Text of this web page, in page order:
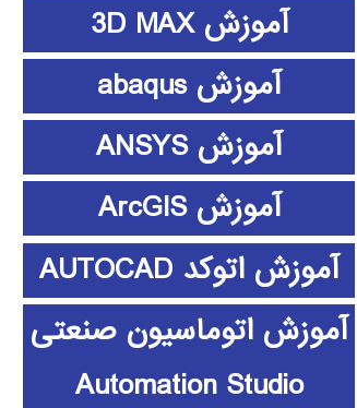
آموزش 3D MAX
آموزش abaqus
آموزش ANSYS
آموزش ArcGIS
آموزش اتوکد AUTOCAD
آموزش اتوماسیون صنعتی
Automation Studio